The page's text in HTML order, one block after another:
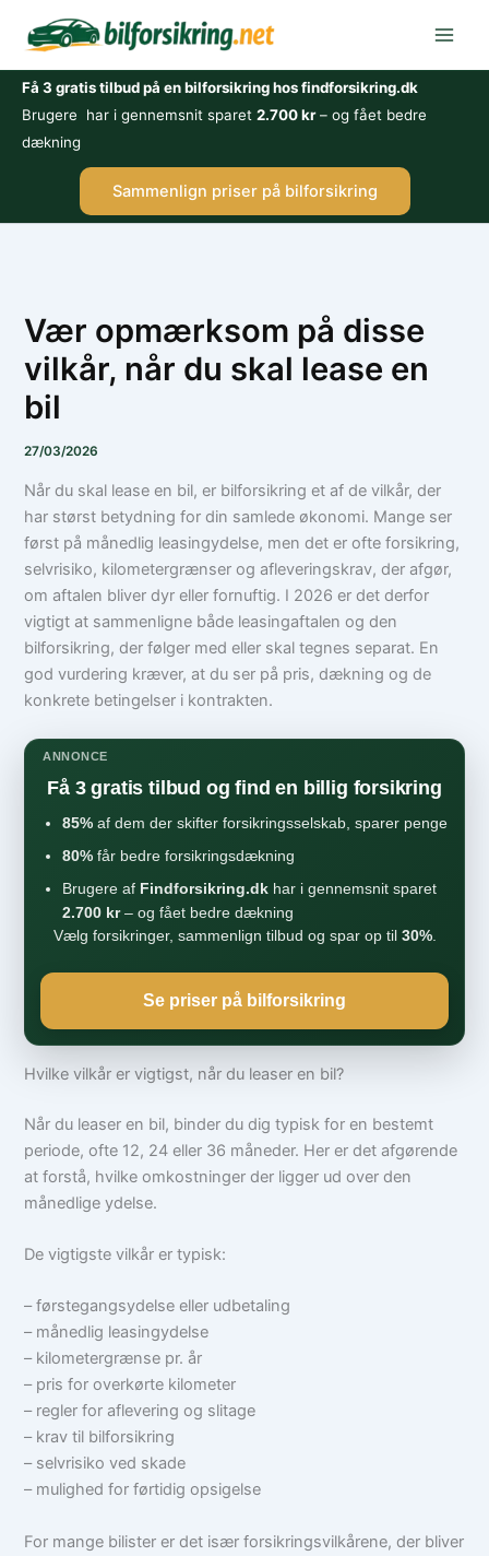
Få 3 gratis tilbud på en bilforsikring hos findforsikring.dk
Brugere har i gennemsnit sparet 2.700 kr– og fået bedre
dækning
Sammenlign priser på bilforsikring
Vær opmærksom på disse
vilkår, når du skal lease en
bil
27/03/2026
Når du skal lease en bil, er bilforsikring et af de vilkår, der
har størst betydning for din samlede økonomi. Mange ser
først på månedlig leasingydelse, men det er ofte forsikring,
selvrisiko, kilometergrænser og afleveringskrav, der afgør,
om aftalen bliver dyr eller fornuftig. I 2026 er det derfor
vigtigt at sammenligne både leasingaftalen og den
bilforsikring, der følger med eller skal tegnes separat. En
god vurdering kræver, at du ser på pris, dækning og de
konkrete betingelser i kontrakten.
ANNONCE
Få 3 gratis tilbud og find en billig forsikring
85% af dem der skifter forsikringsselskab, sparer penge
80% får bedre forsikringsdækning
Brugere af Findforsikring.dk har i gennemsnit sparet
2.700 kr– og fået bedre dækning
Vælg forsikringer, sammenlign tilbud og spar op til 30%.
Se priser på bilforsikring
Hvilke vilkår er vigtigst, når du leaser en bil?
Når du leaser en bil, binder du dig typisk for en bestemt
periode, ofte 12, 24 eller 36 måneder. Her er det afgørende
at forstå, hvilke omkostninger der ligger ud over den
månedlige ydelse.
De vigtigste vilkår er typisk:
– førstegangsydelse eller udbetaling
– månedlig leasingydelse
– kilometergrænse pr. år
– pris for overkørte kilometer
– regler for aflevering og slitage
– krav til bilforsikring
– selvrisiko ved skade
– mulighed for førtidig opsigelse
For mange bilister er det især forsikringsvilkårene, der bliver